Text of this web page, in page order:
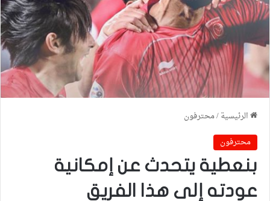
الرئيسية/محترفون
محترفون
بنعطية يتحدث عن إمكانية
عودته إلى هذا الفريق